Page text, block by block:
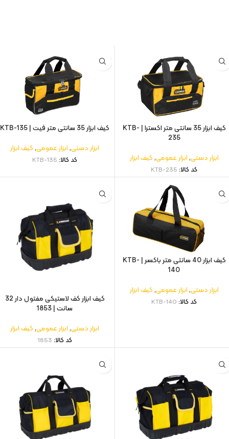
کیف ابزار 35 سانتی متر اکسترا | KTB-
235
ابزار دستی,ابزار عمومی,کیف ابزار
کد کالا: KTB-235
کیف ابزار 35 سانتی متر فیت | KTB-135
ابزار دستی,ابزار عمومی,کیف ابزار
کد کالا: KTB-135
کیف ابزار 40 سانتی متر باکسر | KTB-
140
ابزار دستی,ابزار عمومی,کیف ابزار
کد کالا: KTB-140
کیف ابزار کف لاستیکی مفتول‌ دار 32
سانت | 1853
ابزار دستی,ابزار عمومی,کیف ابزار
کد کالا: 1853